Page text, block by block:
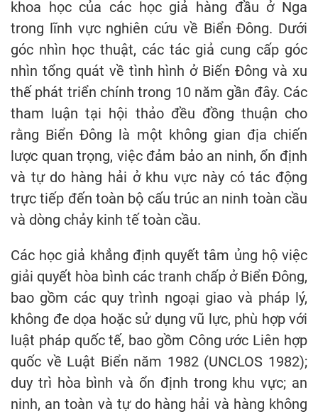
khoa học của các học giả hàng đầu ở Nga
trong lĩnh vực nghiên cứu về Biển Đông. Dưới
góc nhìn học thuật, các tác giả cung cấp góc
nhìn tổng quát về tình hình ở Biển Đông và xu
thế phát triển chính trong 10 năm gần đây. Các
tham luận tại hội thảo đều đồng thuận cho
rằng Biển Đông là một không gian địa chiến
lược quan trọng, việc đảm bảo an ninh, ổn định
và tự do hàng hải ở khu vực này có tác động
trực tiếp đến toàn bộ cấu trúc an ninh toàn cầu
và dòng chảy kinh tế toàn cầu.
Các học giả khẳng định quyết tâm ủng hộ việc
giải quyết hòa bình các tranh chấp ở Biển Đông,
bao gồm các quy trình ngoại giao và pháp lý,
không đe dọa hoặc sử dụng vũ lực, phù hợp với
luật pháp quốc tế, bao gồm Công ước Liên hợp
quốc về Luật Biển năm 1982 (UNCLOS 1982);
duy trì hòa bình và ổn định trong khu vực; an
ninh, an toàn và tự do hàng hải và hàng không